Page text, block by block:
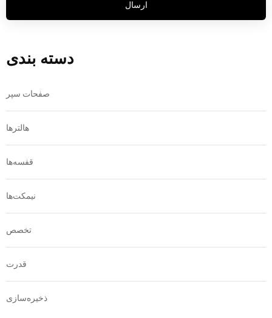
ارسال
دسته بندی
صفحات سپر
هالترها
قفسه‌ها
نیمکت‌ها
تخصص
قدرت
ذخیره‌سازی